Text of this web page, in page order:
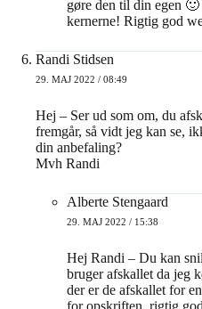
gøre den til din egen
kernerne! Rigtig god
Randi Stidsen
29. MAJ 2022 / 08:49
Hej – Ser ud som om, du
fremgår, så vidt jeg kan se,
din anbefaling?
Mvh Randi
Alberte Stengaard
29. MAJ 2022 / 15:38
Hej Randi – Du kan
bruger afskallet da jeg
der er de afskallet for